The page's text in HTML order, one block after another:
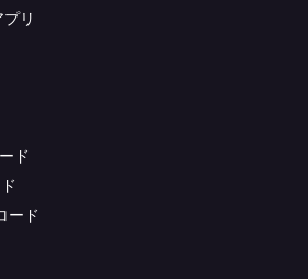
リ
ド
ード